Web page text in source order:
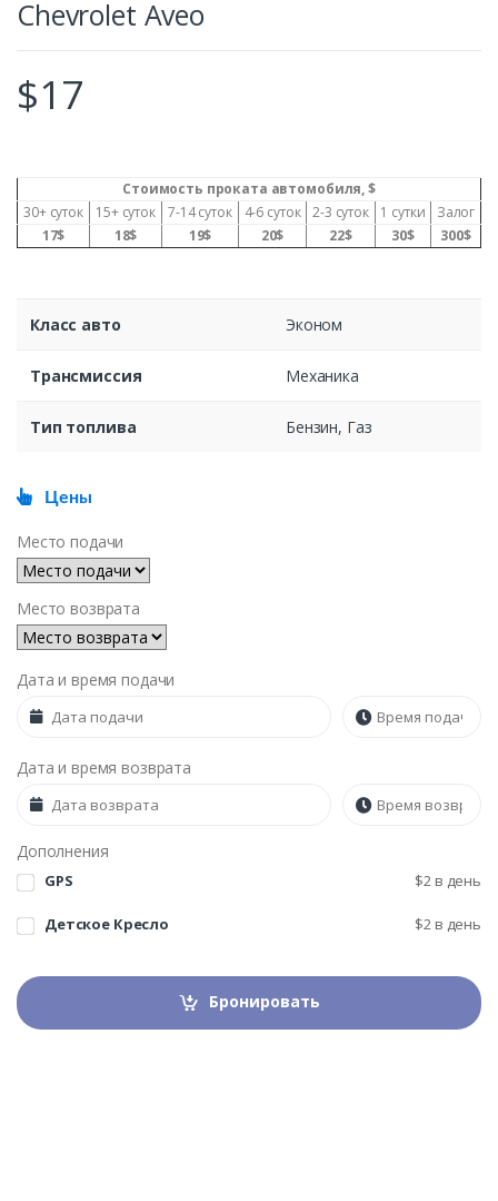
Chevrolet Aveo
$17
Стоимость проката автомобиля, $
30+ суток
15+ суток 7-14 суток 4-6 суток 2-3 суток 1 сутки
Залог
17$
18$ 19$ 20$ 22$ 30$ 300$
Класс авто Эконом
Трансмиссия Механика
Тип топлива Бензин, Газ
Цены
Место подачи
Место возврата
Дата и время подачи
Дата и время возврата
Дополнения
GPS $2 в день
Детское Кресло $2в день
Бронировать